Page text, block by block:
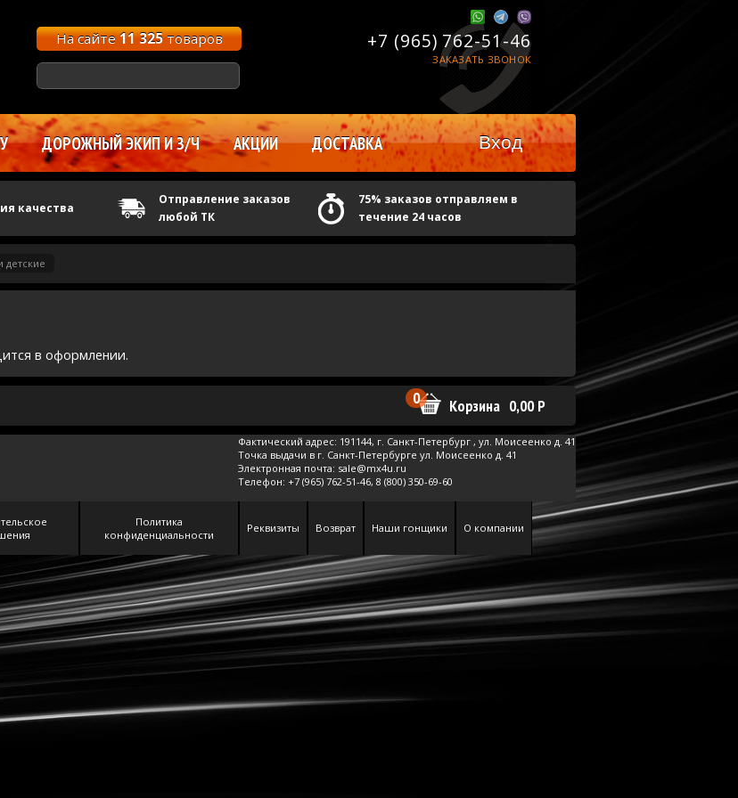
в оформлении.
детские
На сайте11 325товаров +7 (965) 762-51-46
ЗАКАЗАТЬ ЗВОНОК
ДОРОЖНЫЙ ЭКИП И З/Ч АКЦИИ ДОСТАВКА Вход
качества
Отправление заказов
любой ТК
75% заказов отправляем в
течение 24 часов
Корзина
0 0,00 Р
Фактический адрес: 191144, г. Санкт-Петербург , ул. Моисеенко д. 41
Точка выдачи в г. Санкт-Петербурге ул. Моисеенко д. 41
Электронная почта: sale@mx4u.ru
Телефон: +7 (965) 762-51-46, 8 (800) 350-69-60
Политика
конфиденциальности
Реквизиты Возврат Наши гонщики О компании